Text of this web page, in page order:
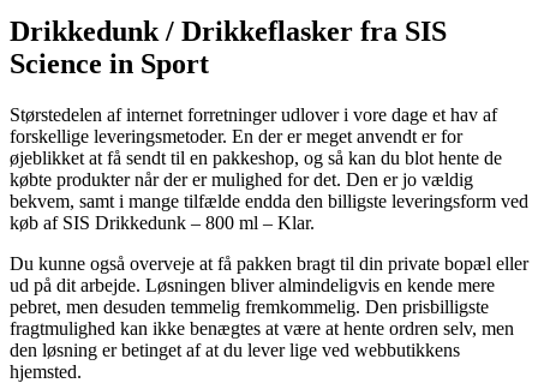
Drikkedunk / Drikkeflasker fra SIS
Science in Sport
Størstedelen af internet forretninger udlover i vore dage et hav af
forskellige leveringsmetoder. En der er meget anvendt er for
øjeblikket at få sendt til en pakkeshop, og så kan du blot hente de
købte produkter når der er mulighed for det. Den er jo vældig
bekvem, samt i mange tilfælde endda den billigste leveringsform ved
køb af SIS Drikkedunk – 800 ml – Klar.
Du kunne også overveje at få pakken bragt til din private bopæl eller
ud på dit arbejde. Løsningen bliver almindeligvis en kende mere
pebret, men desuden temmelig fremkommelig. Den prisbilligste
fragtmulighed kan ikke benægtes at være at hente ordren selv, men
den løsning er betinget af at du lever lige ved webbutikkens
hjemsted.